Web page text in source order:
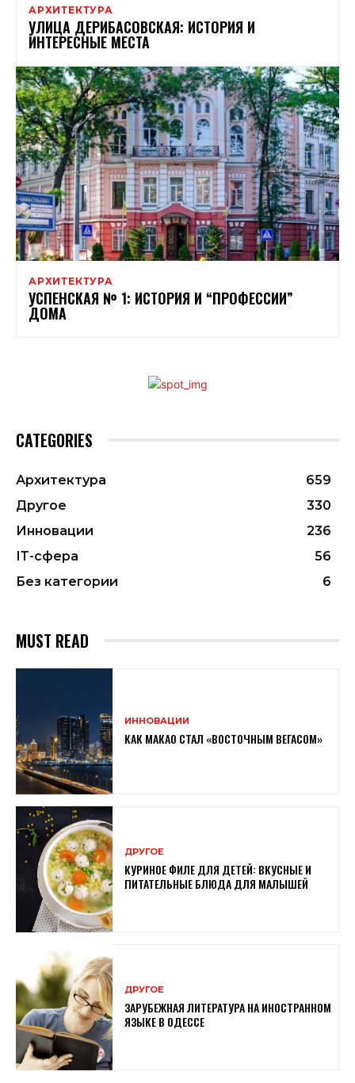
АРХИТЕКТУРА
УЛИЦА ДЕРИБАСОВСКАЯ: ИСТОРИЯ И
ИНТЕРЕСНЫЕ МЕСТА
АРХИТЕКТУРА
УСПЕНСКАЯ № 1: ИСТОРИЯ И “ПРОФЕССИИ”
ДОМА
CATEGORIES
Архитектура
659
Другое
330
Инновации
236
ІТ-сфера
56
Без категории
6
MUST READ
ИННОВАЦИИ
КАК МАКАО СТАЛ «ВОСТОЧНЫМ ВЕГАСОМ»
ДРУГОЕ
КУРИНОЕ ФИЛЕ ДЛЯ ДЕТЕЙ: ВКУСНЫЕ И
ПИТАТЕЛЬНЫЕ БЛЮДА ДЛЯ МАЛЫШЕЙ
ДРУГОЕ
ЗАРУБЕЖНАЯ ЛИТЕРАТУРА НА ИНОСТРАННОМ
ЯЗЫКЕ В ОДЕССЕ